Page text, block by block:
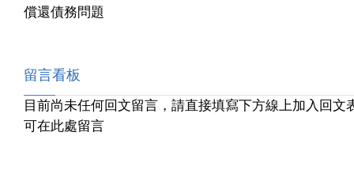
償還債務問題
留言看板
目前尚未任何回文留言，請直接填寫下方線上加入回文
可在此處留言